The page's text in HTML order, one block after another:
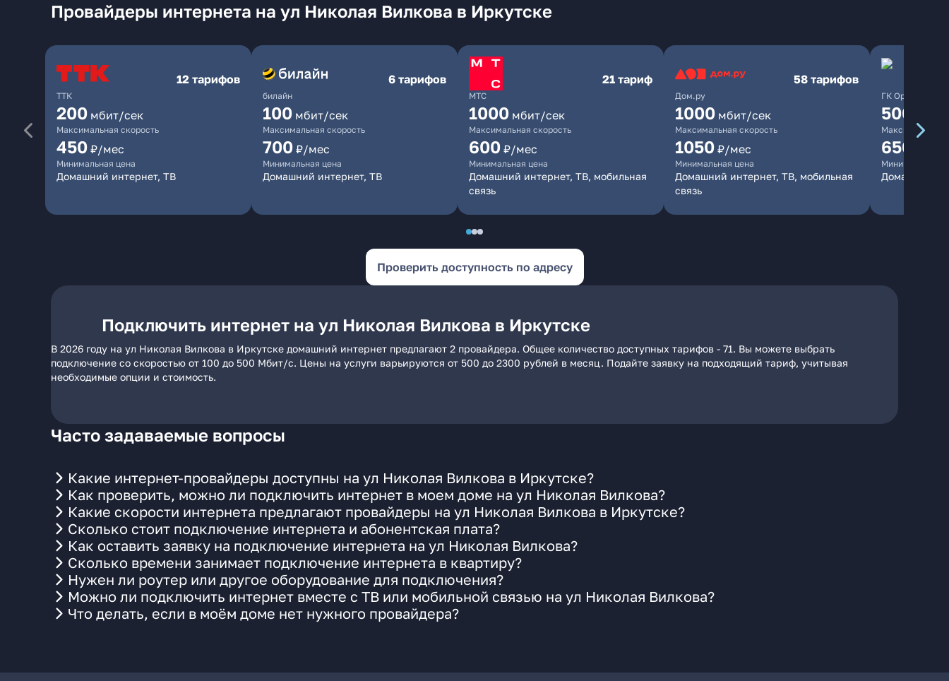
Провайдеры интернета на ул Николая Вилкова в Иркутске
ТТК
12 тарифов
200 мбит/сек
Максимальная скорость
450 ₽/мес
Минимальная цена
Домашний интернет, ТВ
билайн
6 тарифов
100 мбит/сек
Максимальная скорость
700 ₽/мес
Минимальная цена
Домашний интернет, ТВ
МТС
21 тариф
1000 мбит/сек
Максимальная скорость
600 ₽/мес
Минимальная цена
Домашний интернет, ТВ, мобильная
связь
Дом.ру
58 тарифов
1000 мбит/сек
Максимальная скорость
1050 ₽/мес
Минимальная цена
Домашний интернет, ТВ, мобильная
связь
ГК Орион
500
Максимальная
650
Минимальная
Домашний
Проверить доступность по адресу
Подключить интернет на ул Николая Вилкова в Иркутске
В 2026 году на ул Николая Вилкова в Иркутске домашний интернет предлагают 2 провайдера. Общее количество доступных тарифов - 71. Вы можете выбрать
подключение со скоростью от 100 до 500 Мбит/с. Цены на услуги варьируются от 500 до 2300 рублей в месяц. Подайте заявку на подходящий тариф, учитывая
необходимые опции и стоимость.
Часто задаваемые вопросы
Какие интернет-провайдеры доступны на ул Николая Вилкова в Иркутске?
Как проверить, можно ли подключить интернет в моем доме на ул Николая Вилкова?
Какие скорости интернета предлагают провайдеры на ул Николая Вилкова в Иркутске?
Сколько стоит подключение интернета и абонентская плата?
Как оставить заявку на подключение интернета на ул Николая Вилкова?
Сколько времени занимает подключение интернета в квартиру?
Нужен ли роутер или другое оборудование для подключения?
Можно ли подключить интернет вместе с ТВ или мобильной связью на ул Николая Вилкова?
Что делать, если в моём доме нет нужного провайдера?